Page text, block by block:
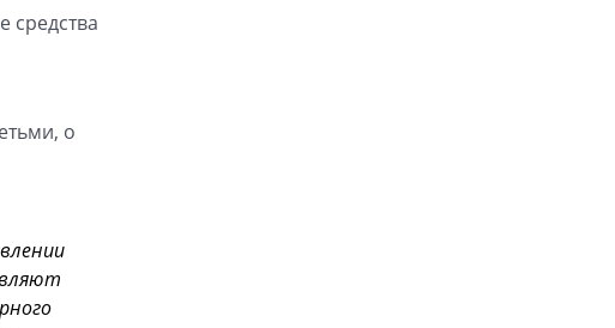
средства
о